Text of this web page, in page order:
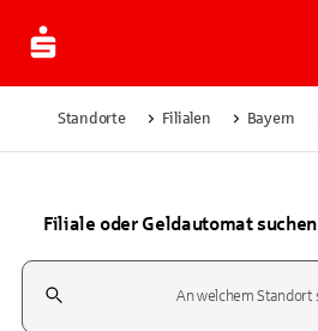
Standorte Filialen Bayern
Filiale oder Geldautomat suchen
Suchfeld